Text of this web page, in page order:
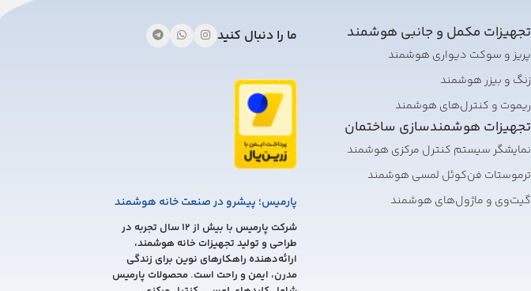
تجهیزات مکمل و جانبی هوشمند
پریز و سوکت دیواری هوشمند
زنگ و بیزر هوشمند
ریموت و کنترل‌های هوشمند
تجهیزات هوشمندسازی ساختمان
نمایشگر سیستم کنترل مرکزی هوشمند
ترموستات فن‌کوئل لمسی هوشمند
گیت‌وی و ماژول‌های هوشمند
ما را دنبال کنید
پارمیس؛ پیشرو در صنعت خانه هوشمند
شرکت پارمیس با بیش از 12 سال تجربه در
طراحی و تولید تجهیزات خانه هوشمند،
ارائه‌دهنده راهکارهای نوین برای زندگی
مدرن، ایمن و راحت است. محصولات پارمیس